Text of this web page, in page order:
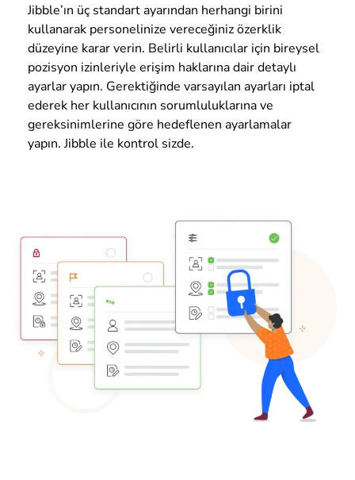
Jibble’ın üç standart ayarından herhangi birini
kullanarak personelinize vereceğiniz özerklik
düzeyine karar verin. Belirli kullanıcılar için bireysel
pozisyon izinleriyle erişim haklarına dair detaylı
ayarlar yapın. Gerektiğinde varsayılan ayarları iptal
ederek her kullanıcının sorumluluklarına ve
gereksinimlerine göre hedeflenen ayarlamalar
yapın. Jibble ile kontrol sizde.